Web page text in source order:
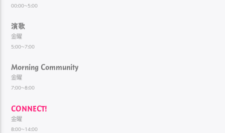
00:00~5:00
演歌
金曜
5:00~7:00
Morning Community
金曜
7:00~8:00
CONNECT!
金曜
8:00~14:00